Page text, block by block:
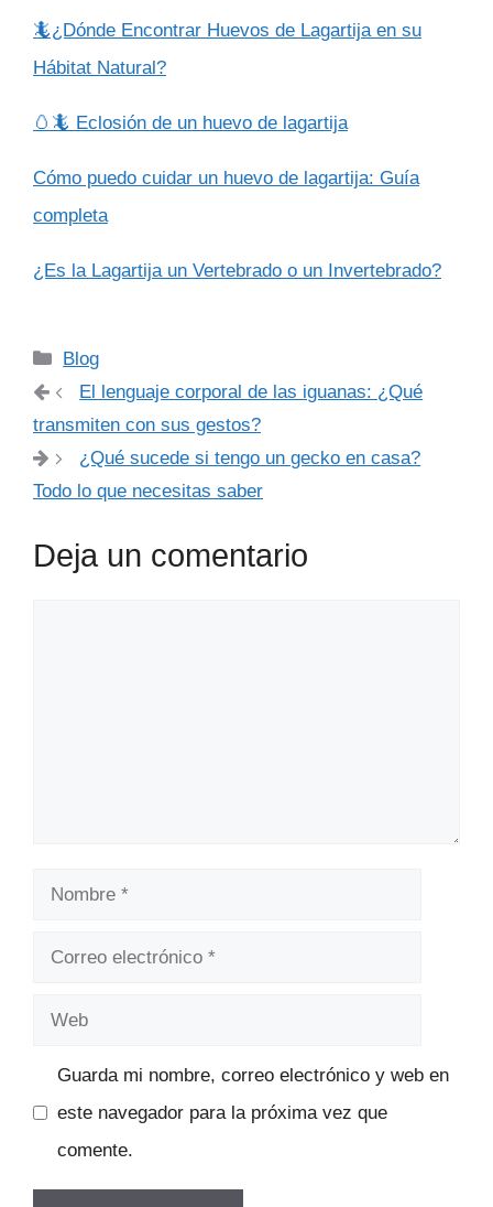
🦎¿Dónde Encontrar Huevos de Lagartija en su
Hábitat Natural?
🥚🦎 Eclosión de un huevo de lagartija
Cómo puedo cuidar un huevo de lagartija: Guía
completa
¿Es la Lagartija un Vertebrado o un Invertebrado?
Categorías
Blog
El lenguaje corporal de las iguanas: ¿Qué
transmiten con sus gestos?
¿Qué sucede si tengo un gecko en casa?
Todo lo que necesitas saber
Deja un comentario
Nombre
Correo
Web
Guarda mi nombre, correo electrónico y web en
este navegador para la próxima vez que
comente.